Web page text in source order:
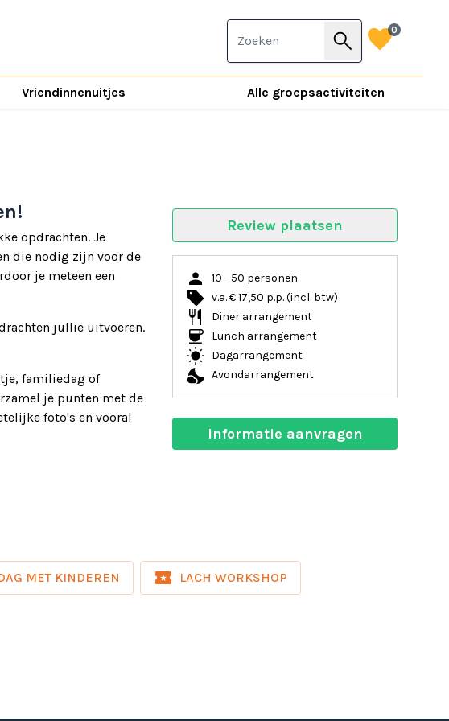
Vriendinnenuitjes Alle groepsactiviteiten
search favorite0
opdrachten. Je
die nodig zijn voor de
je meteen een
jullie uitvoeren.
familiedag of
je punten met de
foto's en vooral
Review plaatsen
person 10 - 50 personen
local_offer v.a. € 17,50 p.p. (incl. btw)
restaurant Diner arrangement
coffee Lunch arrangement
wb_sunny Dagarrangement
nights_stay Avondarrangement
Informatie aanvragen
MET KINDEREN local_activity LACH WORKSHOP